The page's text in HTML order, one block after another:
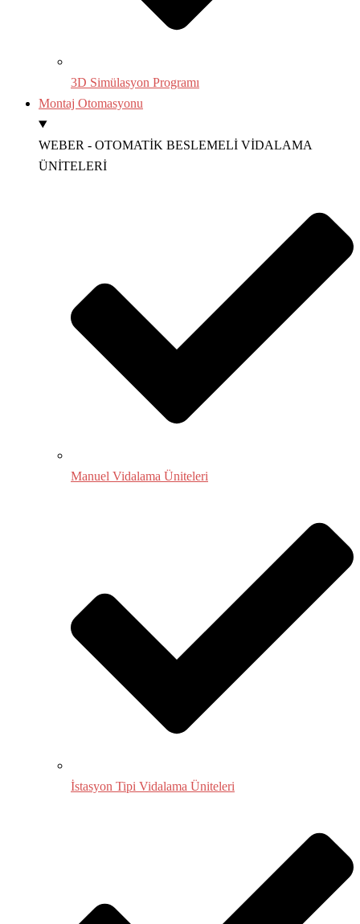
3D Simülasyon Programı
Montaj Otomasyonu
WEBER - OTOMATİK BESLEMELİ VİDALAMA
ÜNİTELERİ
Manuel Vidalama Üniteleri
İstasyon Tipi Vidalama Üniteleri